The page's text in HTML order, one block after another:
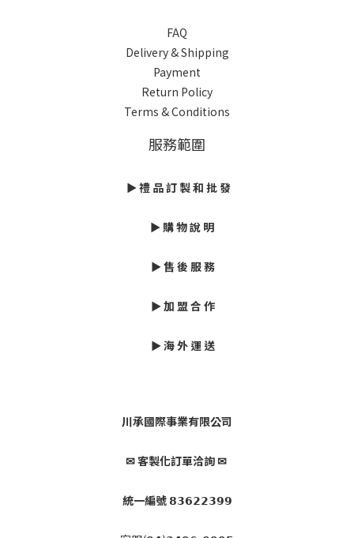
FAQ
Delivery & Shipping
Payment
Return Policy
Terms & Conditions
服務範圍
► 禮 品 訂 製 和 批 發
► 購 物 說 明
► 售 後 服 務
► 加 盟 合 作
► 海 外 運 送
川承國際事業有限公司
✉ 客製化訂單洽詢 ✉
統一編號 𝟴𝟯𝟲𝟮𝟮𝟯𝟵𝟵